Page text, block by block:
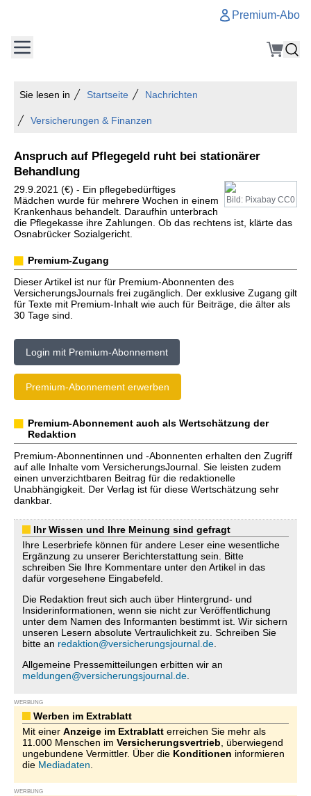
Premium-Abo
Sie lesen in Startseite Nachrichten
Versicherungen & Finanzen
Anspruch auf Pflegegeld ruht bei stationärer
Behandlung
Bild: Pixabay CC0
29.9.2021 (€) - Ein pflegebedürftiges
Mädchen wurde für mehrere Wochen in einem
Krankenhaus behandelt. Daraufhin unterbrach
die Pflegekasse ihre Zahlungen. Ob das rechtens ist, klärte das
Osnabrücker Sozialgericht.
Premium-Zugang
Dieser Artikel ist nur für Premium-Abonnenten des
VersicherungsJournals frei zugänglich. Der exklusive Zugang gilt
für Texte mit Premium-Inhalt wie auch für Beiträge, die älter als
30 Tage sind.
Login mit Premium-Abonnement
Premium-Abonnement erwerben
Premium-Abonnement auch als Wertschätzung der
Redaktion
Premium-Abonnentinnen und -Abonnenten erhalten den Zugriff
auf alle Inhalte vom VersicherungsJournal. Sie leisten zudem
einen unverzichtbaren Beitrag für die redaktionelle
Unabhängigkeit. Der Verlag ist für diese Wertschätzung sehr
dankbar.
Ihr Wissen und Ihre Meinung sind gefragt
Ihre Leserbriefe können für andere Leser eine wesentliche
Ergänzung zu unserer Berichterstattung sein. Bitte
schreiben Sie Ihre Kommentare unter den Artikel in das
dafür vorgesehene Eingabefeld.
Die Redaktion freut sich auch über Hintergrund- und
Insiderinformationen, wenn sie nicht zur Veröffentlichung
unter dem Namen des Informanten bestimmt ist. Wir sichern
unseren Lesern absolute Vertraulichkeit zu. Schreiben Sie
bitte an redaktion@versicherungsjournal.de
Allgemeine Pressemitteilungen erbitten wir an
meldungen@versicherungsjournal.de
WERBUNG
Werben im Extrablatt
Mit einer Anzeige im Extrablatt erreichen Sie mehr als
11.000 Menschen im Versicherungsvertrieb , überwiegend
ungebundene Vermittler. Über die Konditionen informieren
die Mediadaten
WERBUNG